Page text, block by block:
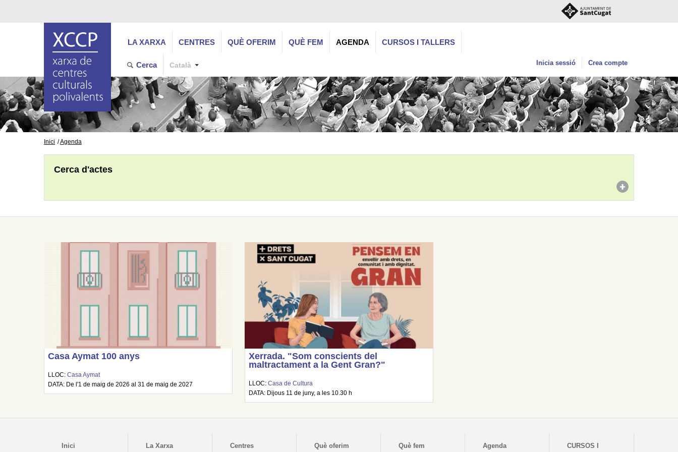
LA XARXA CENTRES QUÈ OFERIM QUÈ FEM AGENDA CURSOS I TALLERS
Cerca Català Inicia sessió Crea compte
Inici Agenda
Cerca d'actes
Casa Aymat 100 anys
LLOC:Casa Aymat
DATA: De l'1 de maig de 2026 al 31 de maig de 2027
Xerrada. "Som conscients del
maltractament a la Gent Gran?"
LLOC:Casa de Cultura
DATA: Dijous 11 de juny, a les 10.30 h
Inici La Xarxa Centres Què oferim Què fem Agenda
CURSOS I